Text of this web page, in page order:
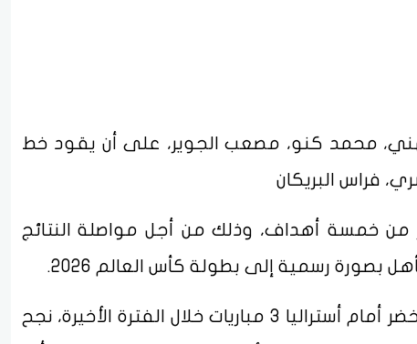
محمد كنو، مصعب الجوير، على أن يقود خط
فراس البريكان
من خمسة أهداف، وذلك من أجل مواصلة النتائج
بصورة رسمية إلى بطولة كأس العالم 2026.
وخاض الفرنسي هيرفي رينارد المدير الفني للأخضر أمام أستراليا 3 مباريات خلال الفترة الأخيرة، نجح